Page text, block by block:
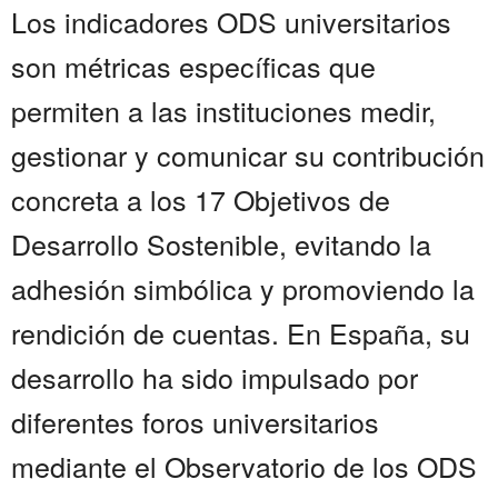
Los indicadores ODS universitarios
son métricas específicas que
permiten a las instituciones medir,
gestionar y comunicar su contribución
concreta a los 17 Objetivos de
Desarrollo Sostenible, evitando la
adhesión simbólica y promoviendo la
rendición de cuentas. En España, su
desarrollo ha sido impulsado por
diferentes foros universitarios
mediante el Observatorio de los ODS